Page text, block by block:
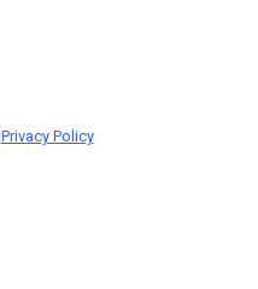
Privacy Policy